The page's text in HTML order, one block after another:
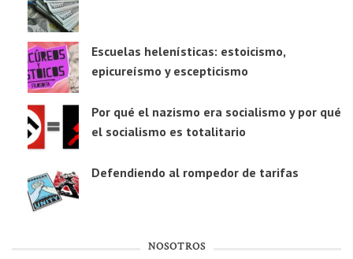
Escuelas helenísticas: estoicismo,
epicureísmo y escepticismo
Por qué el nazismo era socialismo y por qué
el socialismo es totalitario
Defendiendo al rompedor de tarifas
NOSOTROS